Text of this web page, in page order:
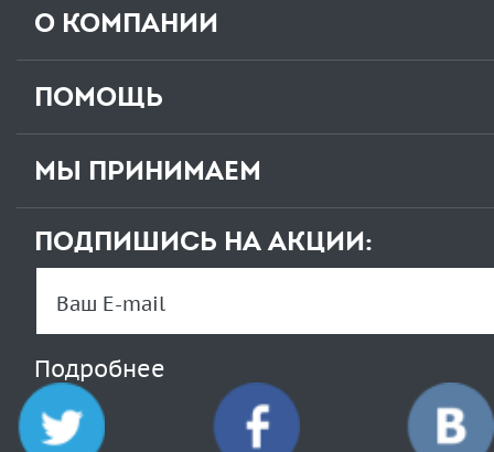
О КОМПАНИИ
ПОМОЩЬ
МЫ ПРИНИМАЕМ
ПОДПИШИСЬ НА АКЦИИ:
Подробнее